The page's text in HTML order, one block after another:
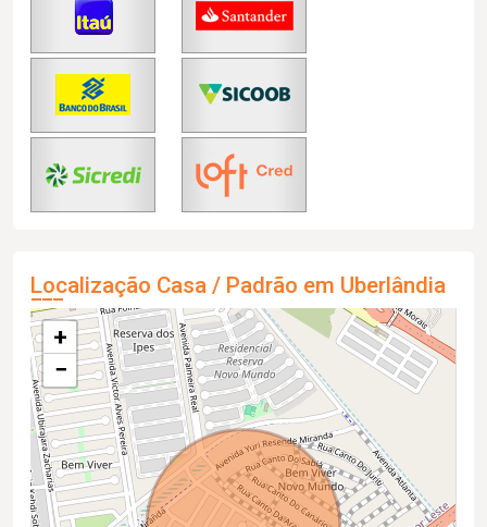
Localização Casa / Padrão em Uberlândia
+
−